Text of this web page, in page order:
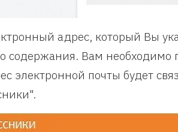
адрес, который Вы
содержания. Вам необходимо
электронной почты будет